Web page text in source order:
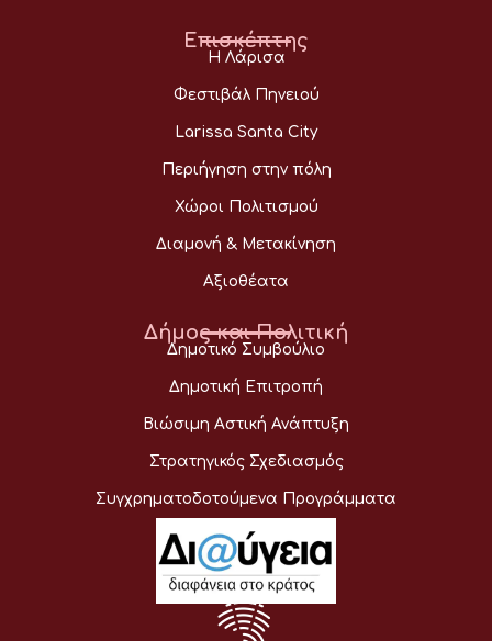
Επισκέπτης
Η Λάρισα
Φεστιβάλ Πηνειού
Larissa Santa City
Περιήγηση στην πόλη
Χώροι Πολιτισμού
Διαμονή & Μετακίνηση
Αξιοθέατα
Δήμος και Πολιτική
Δημοτικό Συμβούλιο
Δημοτική Επιτροπή
Βιώσιμη Αστική Ανάπτυξη
Στρατηγικός Σχεδιασμός
Συγχρηματοδοτούμενα Προγράμματα